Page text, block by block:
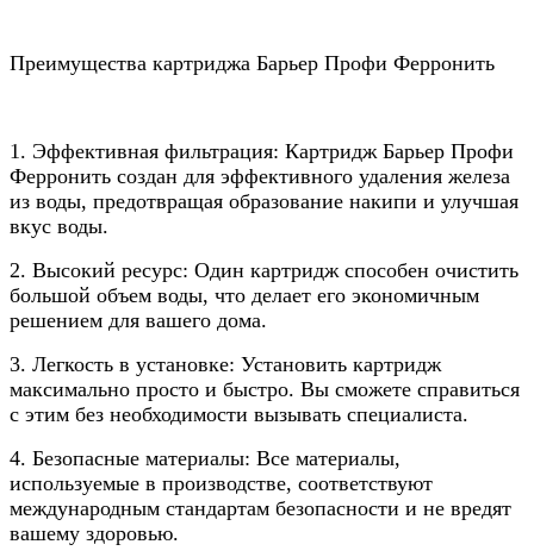
Преимущества картриджа Барьер Профи Ферронить
1. Эффективная фильтрация: Картридж Барьер Профи
Ферронить создан для эффективного удаления железа
из воды, предотвращая образование накипи и улучшая
вкус воды.
2. Высокий ресурс: Один картридж способен очистить
большой объем воды, что делает его экономичным
решением для вашего дома.
3. Легкость в установке: Установить картридж
максимально просто и быстро. Вы сможете справиться
с этим без необходимости вызывать специалиста.
4. Безопасные материалы: Все материалы,
используемые в производстве, соответствуют
международным стандартам безопасности и не вредят
вашему здоровью.